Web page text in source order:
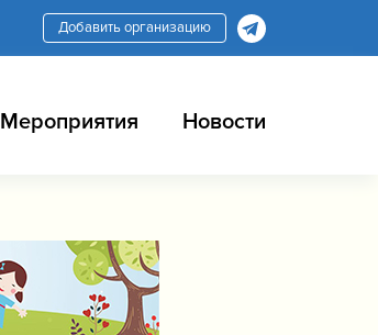
Добавить организацию
Мероприятия Новости